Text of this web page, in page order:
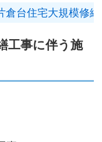
倉台住宅大規模修
工事に伴う施